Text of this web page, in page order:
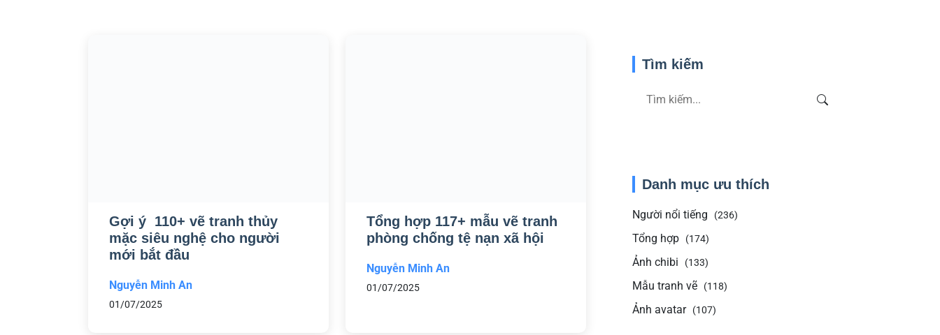
Gợi ý 110+ vẽ tranh thủy
mặc siêu nghệ cho người
mới bắt đầu
Nguyễn Minh An
01/07/2025
Tổng hợp 117+ mẫu vẽ tranh
phòng chống tệ nạn xã hội
Nguyễn Minh An
01/07/2025
Tìm kiếm
Danh mục ưu thích
Người nổi tiếng (236)
Tổng hợp (174)
Ảnh chibi (133)
Mẫu tranh vẽ (118)
Ảnh avatar (107)